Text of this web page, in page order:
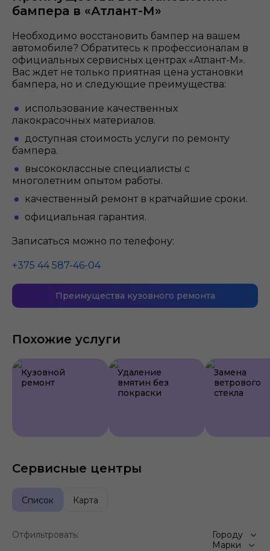
бампера в «Атлант-М»
Необходимо восстановить бампер на вашем
автомобиле? Обратитесь к профессионалам в
официальных сервисных центрах «Атлант-М».
Вас ждет не только приятная цена установки
бампера, но и следующие преимущества:
использование качественных
лакокрасочных материалов.
доступная стоимость услуги по ремонту
бампера.
высококлассные специалисты с
многолетним опытом работы.
качественный ремонт в кратчайшие сроки.
официальная гарантия.
Записаться можно по телефону:
+375 44 587-46-04
Преимущества кузовного ремонта
Похожие услуги
Кузовной
ремонт
Удаление
вмятин без
покраски
Замена
ветрового
стекла
Сервисные центры
Список Карта
Отфильтровать:
Городу
Марки